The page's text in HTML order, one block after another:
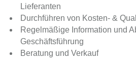
Lieferanten
Durchführen von Kosten- &
Regelmäßige Information und
Geschäftsführung
Beratung und Verkauf